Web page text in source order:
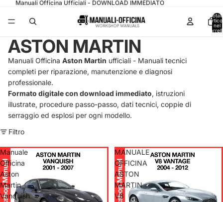
Manuali Officina Ufficiali - DOWNLOAD IMMEDIATO
nel
ASTON MARTIN
Manuali Officina Aston Martin ufficiali - Manuali tecnici
completi per riparazione, manutenzione e diagnosi
professionale.
Formato digitale con download immediato, istruzioni
illustrate, procedure passo-passo, dati tecnici, coppie di
serraggio ed esplosi per ogni modello.
Filtro
Manuale
Officina
Aston
Martin
Vanquish
MANUALE
OFFICINA
ASTON
MARTIN
V8